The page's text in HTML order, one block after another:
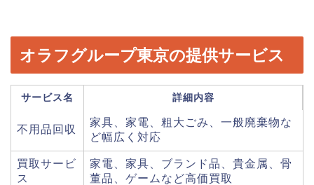
オラフグループ東京の提供サービス
サービス名 詳細内容
不用品回収
家具、家電、粗大ごみ、一般廃棄物な
ど幅広く対応
買取サービ
ス
家電、家具、ブランド品、貴金属、骨
董品、ゲームなど高価買取